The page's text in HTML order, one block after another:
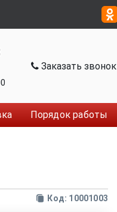
Заказать звонок
Порядок работы
Код: 10001003